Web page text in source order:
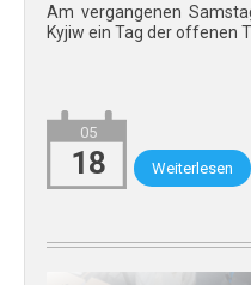
Am vergangenen
Kyjiw ein Tag der offenen
05
18 Weiterlesen